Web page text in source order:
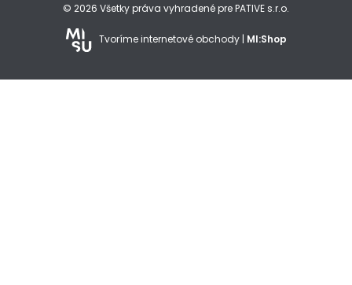
© 2026 Všetky práva vyhradené pre PATIVE s.r.o.
Tvoríme internetové obchody | MI:Shop